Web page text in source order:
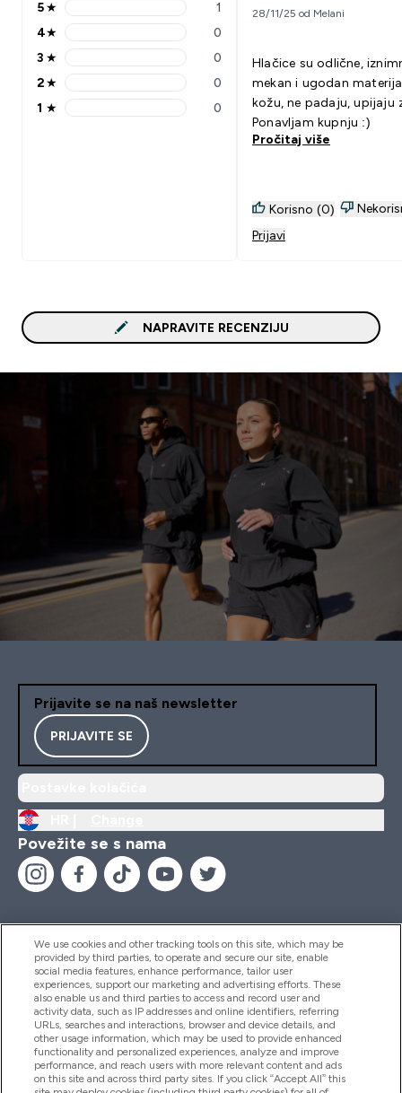
5 stars rating 1 reviews
5★ 1
4 stars rating 0 reviews
4★ 0
3 stars rating 0 reviews
3 ★ 0
2 stars rating 0 reviews
2★ 0
1 stars rating 0 reviews
1 ★ 0
28/11/25 od Melani
Hlačice su odlične,
mekan i ugodan
kožu, ne padaju, upijaju
Ponavljam kupnju :)
Pročitaj više
Korisno (0)
Prijavi
NAPRAVITE RECENZIJU
Prijavite se na naš newsletter
PRIJAVITE SE
Povežite se s nama
Pomoć I Informacije
Proizvodi
Informacije O Tvrtki
We use cookies and other tracking tools on this site, which may be
provided by third parties, to operate and secure our site, enable
social media features, enhance performance, tailor user
experiences, support our marketing and advertising efforts. These
also enable us and third parties to access and record user and
activity data, such as IP addresses and online identifiers, referring
URLs, searches and interactions, browser and device details, and
other usage information, which may be used to provide enhanced
functionality and personalized experiences, analyze and improve
performance, and reach users with more relevant content and ads
on this site and across third party sites. If you click “Accept All” this